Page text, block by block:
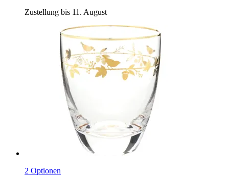
Zustellung bis 11. August
2 Optionen